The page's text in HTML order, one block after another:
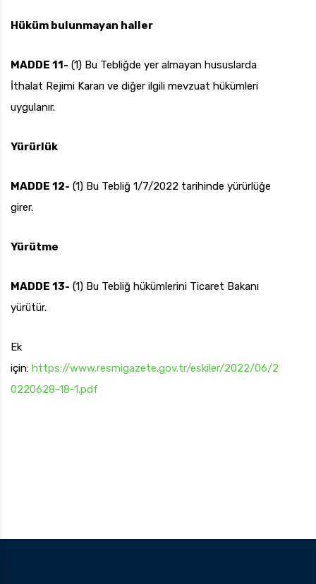
Hüküm bulunmayan haller
MADDE 11- (1) Bu Tebliğde yer almayan hususlarda
İthalat Rejimi Kararı ve diğer ilgili mevzuat hükümleri
uygulanır.
Yürürlük
MADDE 12- (1) Bu Tebliğ 1/7/2022 tarihinde yürürlüğe
girer.
Yürütme
MADDE 13- (1) Bu Tebliğ hükümlerini Ticaret Bakanı
yürütür.
Ek
için: https://www.resmigazete.gov.tr/eskiler/2022/06/2
0220628-18-1.pdf